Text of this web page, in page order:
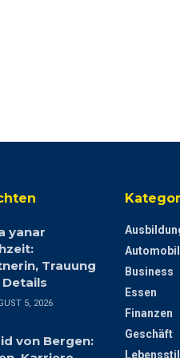
yanar
Trauung
5, 2026
von Bergen:
Automobil
Business
Essen
Finanzen
Geschäft
Lebensstil